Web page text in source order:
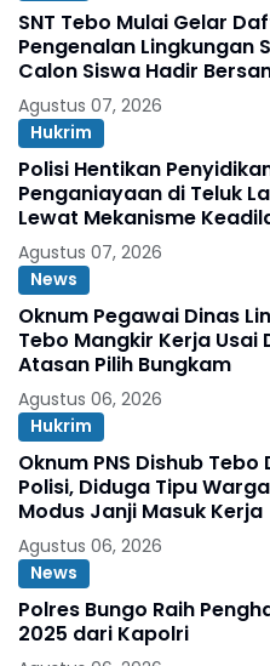
SNT Tebo Mulai Gelar
Pengenalan Lingkungan
Calon Siswa Hadir
Agustus 07, 2026
Hukrim
Polisi Hentikan
Penganiayaan di Teluk
Lewat Mekanisme
Agustus 07, 2026
News
Oknum Pegawai Dinas
Tebo Mangkir Kerja Usai
Atasan Pilih Bungkam
Agustus 06, 2026
Hukrim
Oknum PNS Dishub
Polisi, Diduga Tipu
Modus Janji Masuk Kerja
Agustus 06, 2026
News
Polres Bungo Raih
2025 dari Kapolri